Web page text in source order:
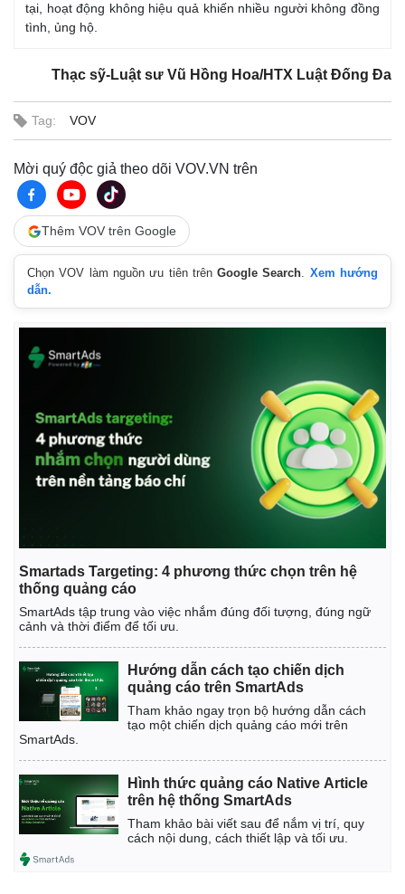
Kinh tế
Bất động sản
Khởi nghiệp
Thị trường
Tiêu dùng
Tỷ giá
tại, hoạt động không hiệu quả khiến nhiều người không đồng
tình, ủng hộ.
Thạc sỹ-Luật sư Vũ Hồng Hoa/HTX Luật Đống Đa
Tag: VOV
Mời quý độc giả theo dõi VOV.VN trên
Thêm VOV trên Google
Chọn VOV làm nguồn ưu tiên trênGoogle Search. Xem hướng
dẫn.
Smartads Targeting: 4 phương thức chọn trên hệ
thống quảng cáo
SmartAds tập trung vào việc nhắm đúng đối tượng, đúng ngữ
cảnh và thời điểm để tối ưu.
Hướng dẫn cách tạo chiến dịch
quảng cáo trên SmartAds
Tham khảo ngay trọn bộ hướng dẫn cách
tạo một chiến dịch quảng cáo mới trên
SmartAds.
Hình thức quảng cáo Native Article
trên hệ thống SmartAds
Tham khảo bài viết sau để nắm vị trí, quy
cách nội dung, cách thiết lập và tối ưu.